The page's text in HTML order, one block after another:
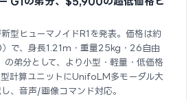
ヒューマノイドR1を発表。価格は約
で、身長1.21m・重量25kg・26自由
弟分として、より小型・軽量・低価格
型計算ユニットにUnifoLM多モーダル大
、音声/画像コマンド対応。